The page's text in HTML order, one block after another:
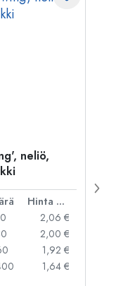
neliö,
Hinta per kpl
2,06 €
2,00 €
1,92 €
1,64 €